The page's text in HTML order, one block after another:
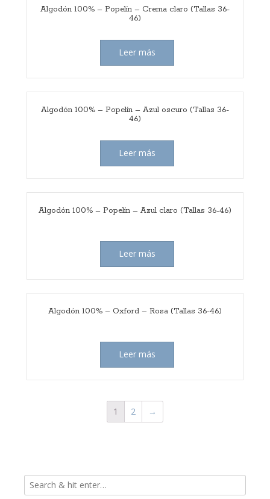
Algodón 100% – Popelín – Crema claro (Tallas 36-
46)
Leer más
Algodón 100% – Popelín – Azul oscuro (Tallas 36-
46)
Leer más
Algodón 100% – Popelín – Azul claro (Tallas 36-46)
Leer más
Algodón 100% – Oxford – Rosa (Tallas 36-46)
Leer más
1 2 →